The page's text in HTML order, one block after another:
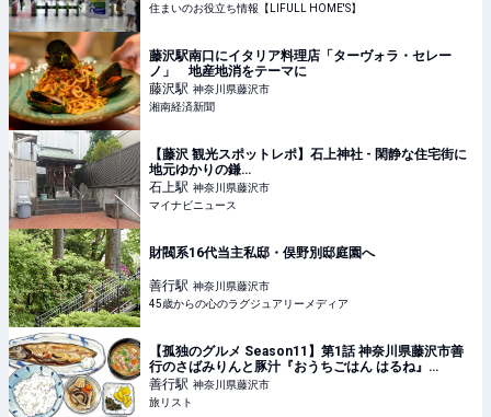
住まいのお役立ち情報【LIFULL HOME'S】
藤沢駅南口にイタリア料理店「ターヴォラ・セレー
ノ」 地産地消をテーマに
藤沢駅 神奈川県藤沢市
湘南経済新聞
【藤沢 観光スポットレポ】石上神社 - 閑静な住宅街に
地元ゆかりの鎌…
石上駅 神奈川県藤沢市
マイナビニュース
財閥系16代当主私邸・俣野別邸庭園へ
善行駅 神奈川県藤沢市
45歳からの心のラグジュアリーメディア
【孤独のグルメ Season11】第1話 神奈川県藤沢市善
行のさばみりんと豚汁『おうちごはん はるね』
2026/4/3放送|旅リスト
善行駅 神奈川県藤沢市
旅リスト